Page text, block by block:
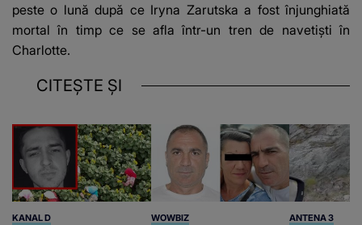
peste o lună după ce Iryna Zarutska a fost înjunghiată
mortal în timp ce se afla într-un tren de navetiști în
Charlotte.
CITEȘTE ȘI
KANAL D WOWBIZ ANTENA 3